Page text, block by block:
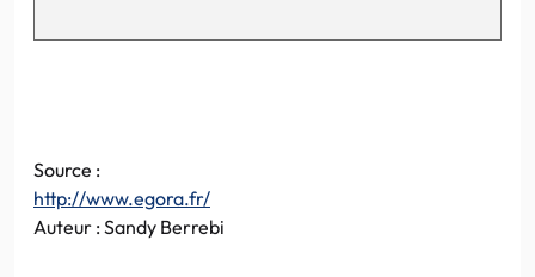
Source :
http://www.egora.fr/
Auteur : Sandy Berrebi